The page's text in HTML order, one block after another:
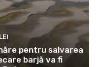
pentru salvarea
barjă va fi